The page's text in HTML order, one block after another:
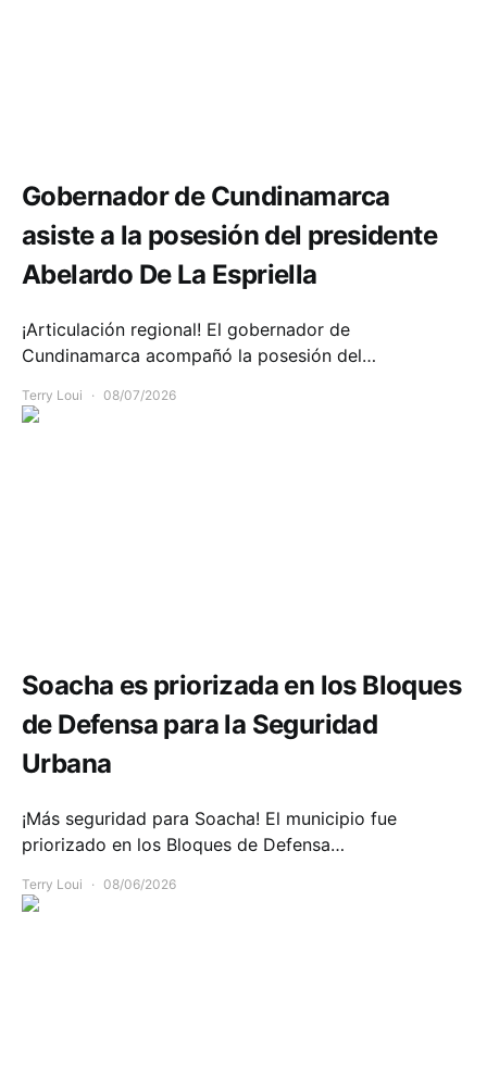
Gobernador de Cundinamarca
asiste a la posesión del presidente
Abelardo De La Espriella
¡Articulación regional! El gobernador de
Cundinamarca acompañó la posesión del…
Terry Loui 08/07/2026
Soacha es priorizada en los Bloques
de Defensa para la Seguridad
Urbana
¡Más seguridad para Soacha! El municipio fue
priorizado en los Bloques de Defensa…
Terry Loui 08/06/2026